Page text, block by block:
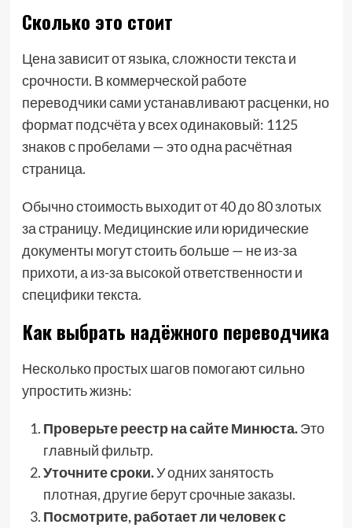
Сколько это стоит
Цена зависит от языка, сложности текста и
срочности. В коммерческой работе
переводчики сами устанавливают расценки, но
формат подсчёта у всех одинаковый: 1125
знаков с пробелами — это одна расчётная
страница.
Обычно стоимость выходит от 40 до 80 злотых
за страницу. Медицинские или юридические
документы могут стоить больше — не из-за
прихоти, а из-за высокой ответственности и
специфики текста.
Как выбрать надёжного переводчика
Несколько простых шагов помогают сильно
упростить жизнь:
Проверьте реестр на сайте Минюста.Это
главный фильтр.
Уточните сроки.У одних занятость
плотная, другие берут срочные заказы.
Посмотрите, работает ли человек с